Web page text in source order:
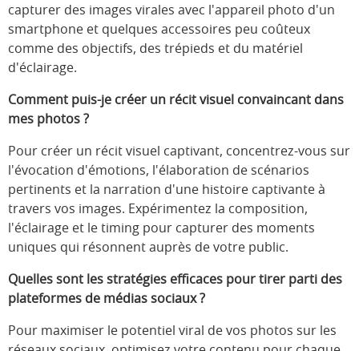
capturer des images virales avec l'appareil photo d'un
smartphone et quelques accessoires peu coûteux
comme des objectifs, des trépieds et du matériel
d'éclairage.
Comment puis-je créer un récit visuel convaincant dans
mes photos ?
Pour créer un récit visuel captivant, concentrez-vous sur
l'évocation d'émotions, l'élaboration de scénarios
pertinents et la narration d'une histoire captivante à
travers vos images. Expérimentez la composition,
l'éclairage et le timing pour capturer des moments
uniques qui résonnent auprès de votre public.
Quelles sont les stratégies efficaces pour tirer parti des
plateformes de médias sociaux ?
Pour maximiser le potentiel viral de vos photos sur les